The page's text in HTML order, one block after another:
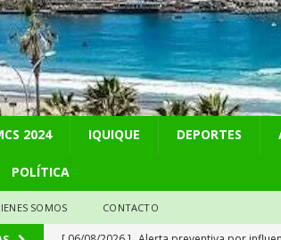
2024 IQUIQUE DEPORTES
POLÍTICA
SOMOS CONTACTO